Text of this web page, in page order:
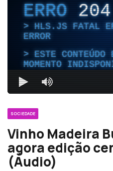
ERRO204
HLS.JS FATAL
ERROR
ESTE CONTEÚDO
MOMENTO
SOCIEDADE
Vinho Madeira
agora edição
(Áudio)